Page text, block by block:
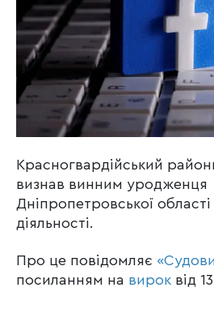
Красногвардійський
визнав винним уродженця
Дніпропетровської
діяльності.
Про це повідомляє
посиланням на вирок від